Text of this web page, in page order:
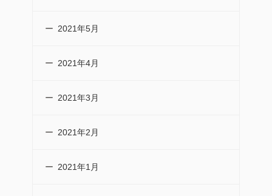
2021年5月
2021年4月
2021年3月
2021年2月
2021年1月